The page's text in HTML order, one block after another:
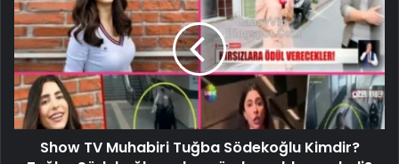
Show TV Muhabiri Tuğba Södekoğlu Kimdir?